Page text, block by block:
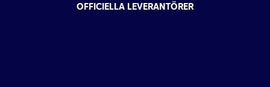
OFFICIELLA LEVERANTÖRER